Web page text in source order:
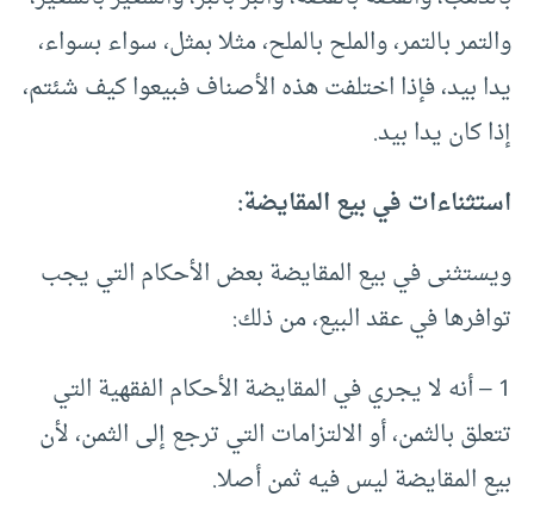
والتمر بالتمر، والملح بالملح، مثلا بمثل، سواء بسواء،
يدا بيد، فإذا اختلفت هذه الأصناف فبيعوا كيف شئتم،
إذا كان يدا بيد.
استثناءات في بيع المقايضة:
ويستثنى في بيع المقايضة بعض الأحكام التي يجب
توافرها في عقد البيع، من ذلك:
1 – أنه لا يجري في المقايضة الأحكام الفقهية التي
تتعلق بالثمن، أو الالتزامات التي ترجع إلى الثمن، لأن
بيع المقايضة ليس فيه ثمن أصلا.